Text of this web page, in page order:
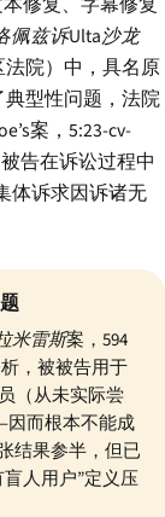
佩兹诉Ulta沙龙
法院）中，具名原
典型性问题，法院
案，5:23-cv-
告在诉讼过程中
体诉求因诉诸无
米雷斯案，594
，被被告用于
（从未实际尝
而根本不能成
结果参半，但已
人用户”定义压